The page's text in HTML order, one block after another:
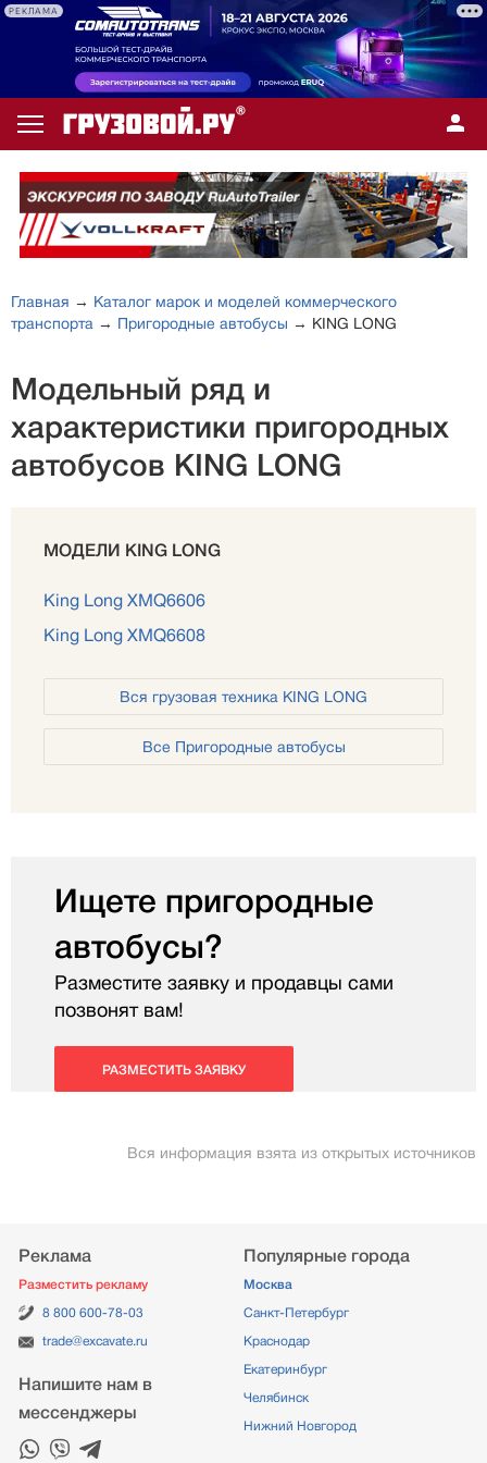
РЕКЛАМА
Главная → Каталог марок и моделей коммерческого
транспорта → Пригородные автобусы → KING LONG
Модельный ряд и
характеристики пригородных
автобусов KING LONG
МОДЕЛИ KING LONG
King Long XMQ6606
King Long XMQ6608
Вся грузовая техника KING LONG
Все Пригородные автобусы
Ищете пригородные
автобусы?
Разместите заявку и продавцы сами
позвонят вам!
РАЗМЕСТИТЬ ЗАЯВКУ
Вся информация взята из открытых источников
Реклама
Разместить рекламу
8 800 600-78-03
trade@excavate.ru
Напишите нам в
мессенджеры
Популярные города
Москва
Санкт-Петербург
Краснодар
Екатеринбург
Челябинск
Нижний Новгород